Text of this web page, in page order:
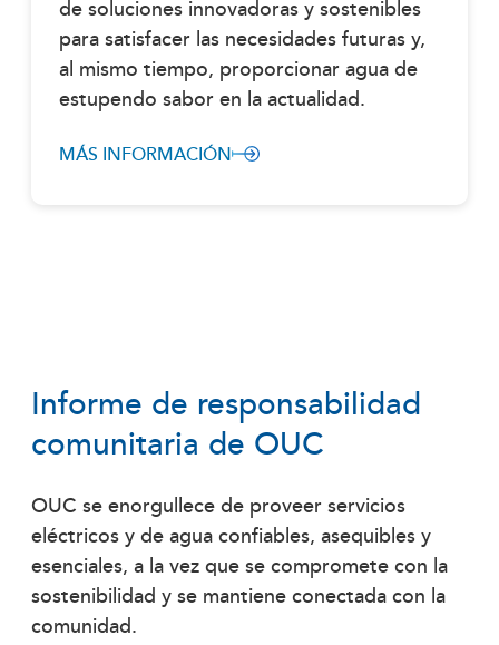
de soluciones innovadoras y sostenibles
para satisfacer las necesidades futuras y,
al mismo tiempo, proporcionar agua de
estupendo sabor en la actualidad.
MÁS INFORMACIÓN
Informe de responsabilidad
comunitaria de OUC
OUC se enorgullece de proveer servicios
eléctricos y de agua confiables, asequibles y
esenciales, a la vez que se compromete con la
sostenibilidad y se mantiene conectada con la
comunidad.